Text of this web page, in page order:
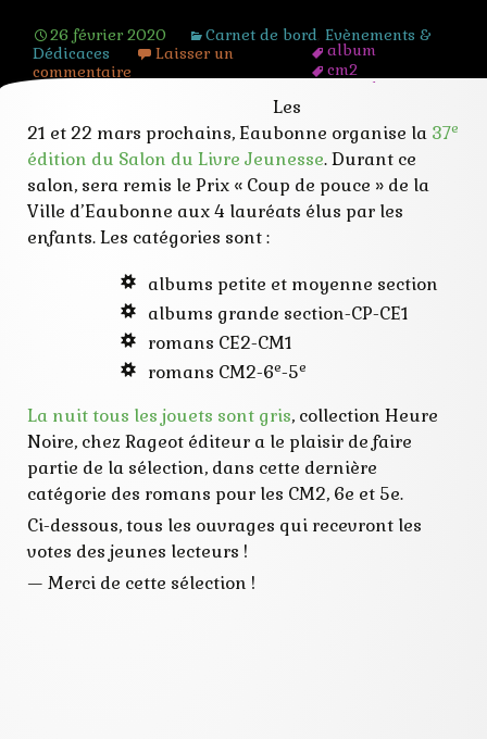
26 février 2020 Carnet de bord Evènements &
Dédicaces
album
cm2
coup de pouce
enfant
lecture
médiathèque
prix
salon
Laisser un
commentaire
Les
21 et 22 mars prochains, Eaubonne organise la 37e
édition du Salon du Livre Jeunesse. Durant ce
salon, sera remis le Prix « Coup de pouce » de la
Ville d’Eaubonne aux 4 lauréats élus par les
enfants. Les catégories sont :
albums petite et moyenne section
albums grande section-CP-CE1
romans CE2-CM1
romans CM2-6e-5e
La nuit tous les jouets sont gris, collection Heure
Noire, chez Rageot éditeur a le plaisir de faire
partie de la sélection, dans cette dernière
catégorie des romans pour les CM2, 6e et 5e.
Ci-dessous, tous les ouvrages qui recevront les
votes des jeunes lecteurs !
— Merci de cette sélection !